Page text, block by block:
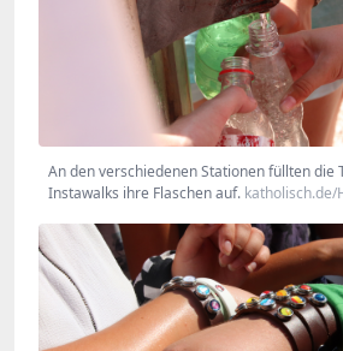
An den verschiedenen Stationen füllten die
Instawalks ihre Flaschen auf. katholisch.de/